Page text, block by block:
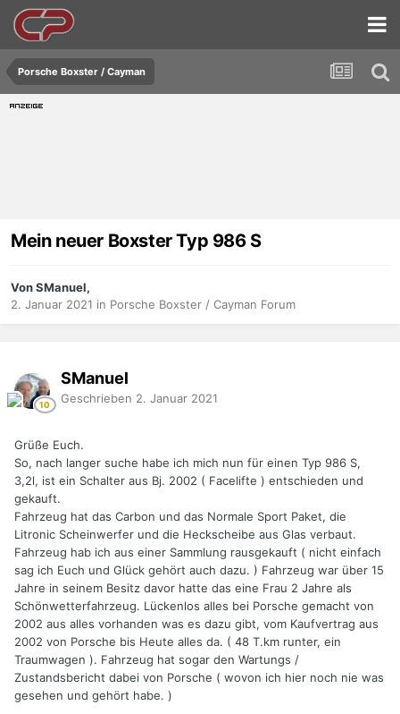
Porsche Boxster / Cayman
Mein neuer Boxster Typ 986 S
Von SManuel,
2. Januar 2021 in Porsche Boxster / Cayman Forum
SManuel
Geschrieben 2. Januar 2021
Grüße Euch.
So, nach langer suche habe ich mich nun für einen Typ 986 S,
3,2l, ist ein Schalter aus Bj. 2002 ( Facelifte ) entschieden und
gekauft.
Fahrzeug hat das Carbon und das Normale Sport Paket, die
Litronic Scheinwerfer und die Heckscheibe aus Glas verbaut.
Fahrzeug hab ich aus einer Sammlung rausgekauft ( nicht einfach
sag ich Euch und Glück gehört auch dazu. ) Fahrzeug war über 15
Jahre in seinem Besitz davor hatte das eine Frau 2 Jahre als
Schönwetterfahrzeug. Lückenlos alles bei Porsche gemacht von
2002 aus alles vorhanden was es dazu gibt, vom Kaufvertrag aus
2002 von Porsche bis Heute alles da. ( 48 T.km runter, ein
Traumwagen ). Fahrzeug hat sogar den Wartungs /
Zustandsbericht dabei von Porsche ( wovon ich hier noch nie was
gesehen und gehört habe. )